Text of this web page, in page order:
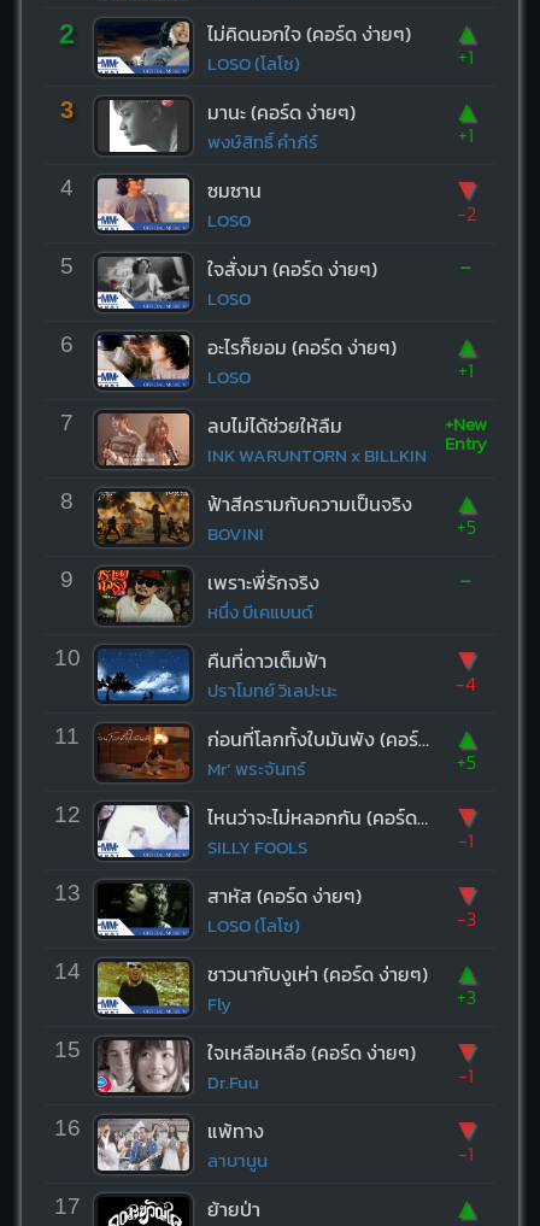
2 ไม่คิดนอกใจ (คอร์ด ง่ายๆ)
LOSO (โลโซ)
▲
+1
3 มานะ (คอร์ด ง่ายๆ)
พงษ์สิทธิ์ คำภีร์
▲
+1
4 ซมซาน
LOSO
▼
-2
5 ใจสั่งมา (คอร์ด ง่ายๆ)
LOSO
-
6 อะไรก็ยอม (คอร์ด ง่ายๆ)
LOSO
▲
+1
7 ลบไม่ได้ช่วยให้ลืม
INK WARUNTORN x BILLKIN
+New
Entry
8 ฟ้าสีครามกับความเป็นจริง
BOVINI
▲
+5
9 เพราะพี่รักจริง
หนึ่ง บีเคแบนด์
-
10 คืนที่ดาวเต็มฟ้า
ปราโมทย์ วิเลปะนะ
▼
-4
11 ก่อนที่โลกทั้งใบมันพัง (คอร์ด ง่ายๆ)
Mr’ พระจันทร์
▲
+5
12 ไหนว่าจะไม่หลอกกัน (คอร์ด ง่ายๆ)
SILLY FOOLS
▼
-1
13 สาหัส (คอร์ด ง่ายๆ)
LOSO (โลโซ)
▼
-3
14 ชาวนากับงูเห่า (คอร์ด ง่ายๆ)
Fly
▲
+3
15 ใจเหลือเหลือ (คอร์ด ง่ายๆ)
Dr.Fuu
▼
-1
16 แพ้ทาง
ลาบานูน
▼
-1
17 ย้ายป่า ▲